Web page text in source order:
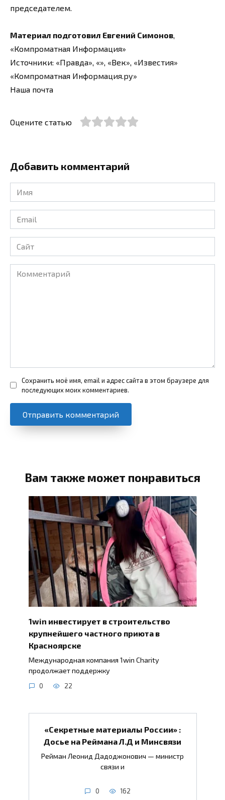
председателем.
Материал подготовил Евгений Симонов
«Компроматная Информация»
Источники: «Правда», «», «Век», «Известия»
«Компроматная Информация.ру»
Наша почта
Оцените статью
Добавить комментарий
Имя
*
Email
*
Сайт
Комментарий
Сохранить моё имя, email и адрес сайта в этом браузере для
последующих моих комментариев.
Вам также может понравиться
1win инвестирует в строительство
крупнейшего частного приюта в
Красноярске
Международная компания 1win Charity
продолжает поддержку
0 22
«Секретные материалы России» :
Досье на Реймана Л.Д и Минсвязи
Рейман Леонид Дадоджонович — министр
связи и
0 162